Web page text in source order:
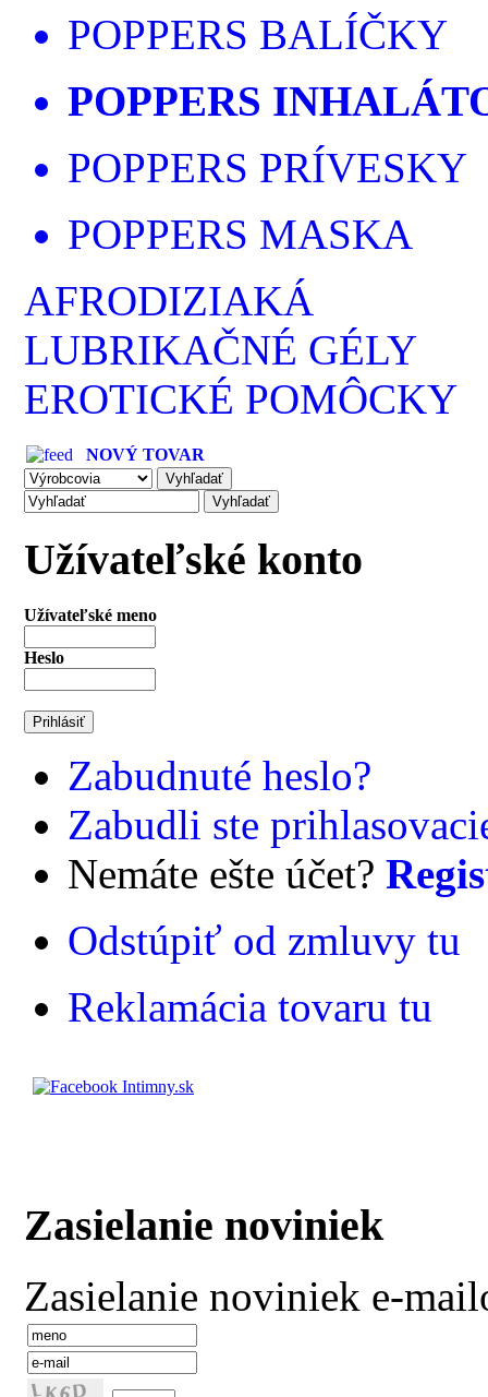
POPPERS BALÍČKY
POPPERS
POPPERS PRÍVESKY
POPPERS MASKA
AFRODIZIAKÁ
LUBRIKAČNÉ GÉLY
EROTICKÉ POMÔCKY
NOVÝ TOVAR
Užívateľské konto
Užívateľské meno
Heslo
Zabudnuté heslo?
Zabudli ste
Nemáte ešte účet?
Odstúpiť od zmluvy tu
Reklamácia tovaru tu
Zasielanie noviniek
Zasielanie noviniek e-